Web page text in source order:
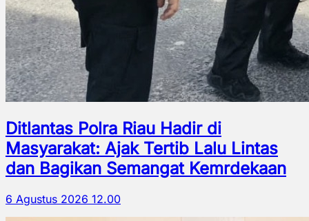
Ditlantas Polra Riau Hadir di
Masyarakat: Ajak Tertib Lalu Lintas
dan Bagikan Semangat Kemrdekaan
6 Agustus 2026 12.00